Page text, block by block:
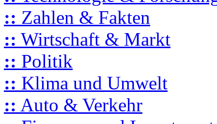
:: Zahlen & Fakten
:: Wirtschaft & Markt
:: Politik
:: Klima und Umwelt
:: Auto & Verkehr